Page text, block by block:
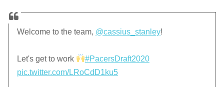
Welcome to the team, @cassius_stanley!
Let's get to work
#PacersDraft2020
pic.twitter.com/LRoCdD1ku5